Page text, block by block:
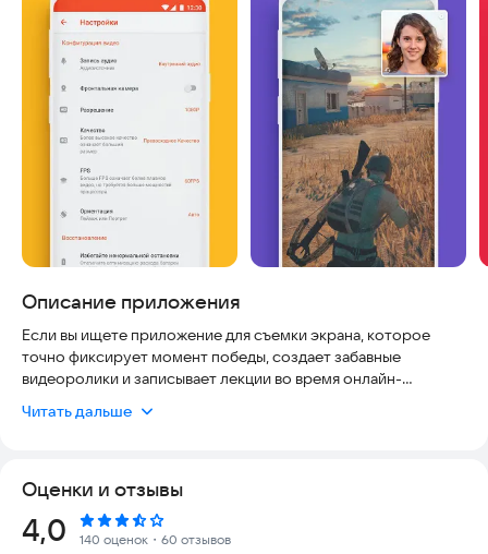
Описание приложения
Если вы ищете приложение для съемки экрана, которое
точно фиксирует момент победы, создает забавные
видеоролики и записывает лекции во время онлайн-
Это полностью бесплатное приложение, которое
позволяет снимать видео без водяных знаков. Теперь запись
экрана доступна каждому!
Читать дальше
Оценки и отзывы
Рейтинг:
4,0 140 оценок ・60 отзывов